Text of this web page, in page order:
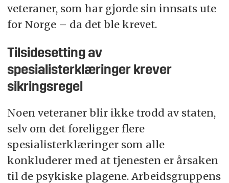
veteraner, som har gjorde sin innsats ute
for Norge – da det ble krevet.
Tilsidesetting av
spesialisterklæringer krever
sikringsregel
Noen veteraner blir ikke trodd av staten,
selv om det foreligger flere
spesialisterklæringer som alle
konkluderer med at tjenesten er årsaken
til de psykiske plagene. Arbeidsgruppens